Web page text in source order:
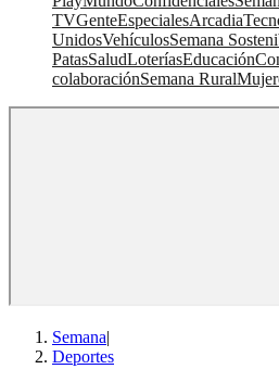
TVGenteEspecialesArcadia
UnidosVehículosSemana
PatasSaludLoteríasEducación
colaboraciónSemana Rural
Semana|
Deportes